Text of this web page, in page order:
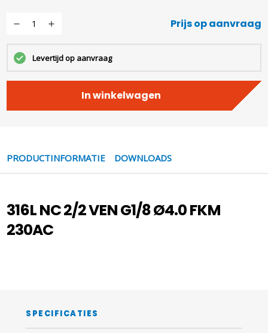
Prijs op aanvraag
Levertijd op aanvraag
In winkelwagen
PRODUCTINFORMATIE DOWNLOADS
316L NC 2/2 VEN G1/8 Ø4.0 FKM
230AC
SPECIFICATIES